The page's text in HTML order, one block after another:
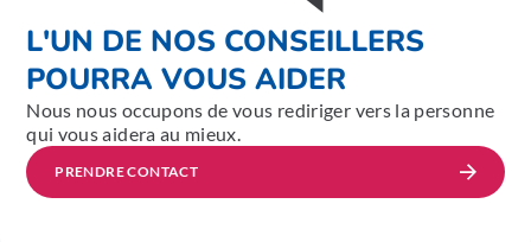
L'UN DE NOS CONSEILLERS
POURRA VOUS AIDER
Nous nous occupons de vous rediriger vers la personne
qui vous aidera au mieux.
PRENDRE CONTACT